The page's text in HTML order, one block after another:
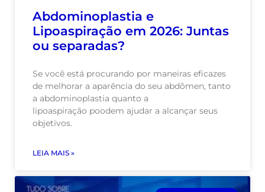
Abdominoplastia e
Lipoaspiração em 2026: Juntas
ou separadas?
Se você está procurando por maneiras eficazes
de melhorar a aparência do seu abdômen, tanto
a abdominoplastia quanto a
lipoaspiração poodem ajudar a alcançar seus
objetivos.
LEIA MAIS »